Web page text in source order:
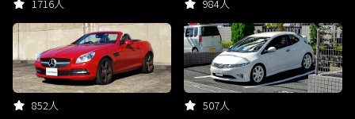
1716人 984人
852人 507人